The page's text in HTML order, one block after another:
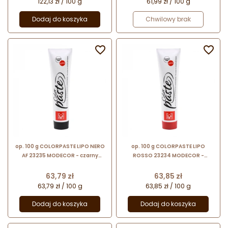
Dodaj do koszyka Chwilowy brak
op. 100 g COLORPASTE LIPO NERO
AF 23235 MODECOR - czarny
roślinnego - do barwienia
czekolady
Cena
63,79 zł
63,79 zł / 100 g
Dodaj do koszyka

op. 100 g COLORPASTE LIPO
ROSSO 23234 MODECOR -
tłuszczu roślinnego - do
barwienia czekolady
Cena
63,85 zł
63,85 zł / 100 g
Dodaj do koszyka
